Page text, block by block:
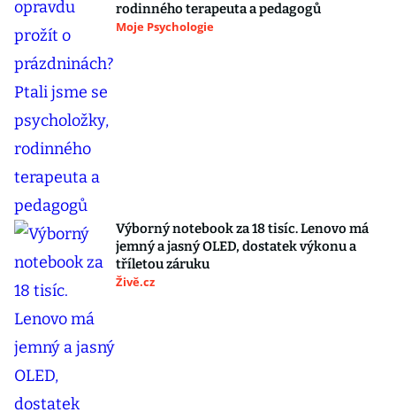
rodinného terapeuta a pedagogů
Moje Psychologie
Výborný notebook za 18 tisíc. Lenovo má
jemný a jasný OLED, dostatek výkonu a
tříletou záruku
Živě.cz